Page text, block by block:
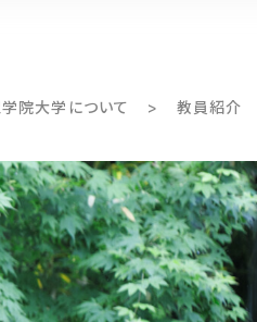
院大学について > 教員紹介